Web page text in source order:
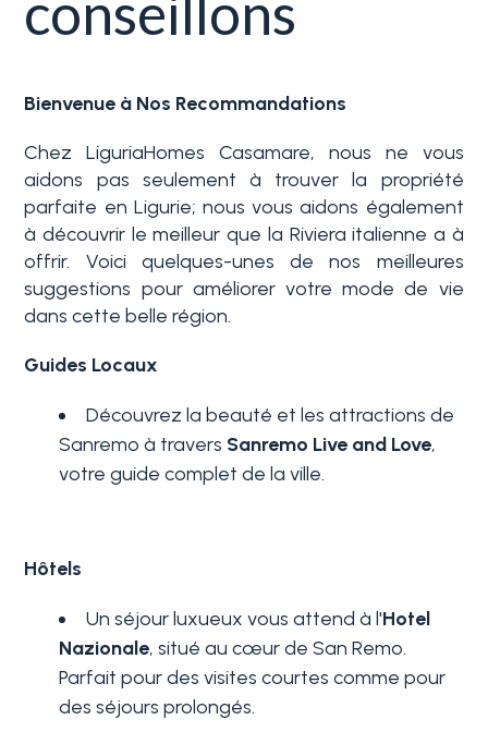
Bienvenue à Nos Recommandations
Chez LiguriaHomes Casamare, nous ne vous
aidons pas seulement à trouver la propriété
parfaite en Ligurie; nous vous aidons également
à découvrir le meilleur que la Riviera italienne a à
offrir. Voici quelques-unes de nos meilleures
suggestions pour améliorer votre mode de vie
dans cette belle région.
Guides Locaux
Découvrez la beauté et les attractions de
Sanremo à travers Sanremo Live and Love,
votre guide complet de la ville.
Hôtels
Un séjour luxueux vous attend à l'Hotel
Nazionale, situé au cœur de San Remo.
Parfait pour des visites courtes comme pour
des séjours prolongés.
Service
Immobilier
La
Ventes
Blog
Contact
Favoris
)
-
Choix
multiple
N'importe quel
Résidentiels
Prix
Chambres